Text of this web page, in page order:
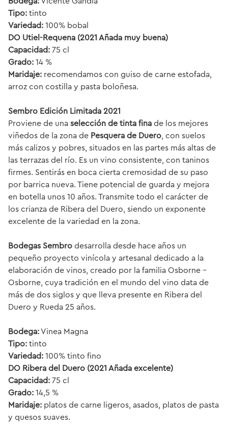
Tipo: tinto
Variedad: 100% bobal
DO Utiel-Requena (2021 Añada muy buena)
Capacidad: 75 cl
Grado: 14 %
Maridaje: recomendamos con guiso de carne estofada,
arroz con costilla y pasta boloñesa.
Sembro Edición Limitada 2021
Proviene de una selección de tinta fina de los mejores
viñedos de la zona de Pesquera de Duero, con suelos
más calizos y pobres, situados en las partes más altas de
las terrazas del río. Es un vino consistente, con taninos
firmes. Sentirás en boca cierta cremosidad de su paso
por barrica nueva. Tiene potencial de guarda y mejora
en botella unos 10 años. Transmite todo el carácter de
los crianza de Ribera del Duero, siendo un exponente
excelente de la variedad en la zona.
Bodegas Sembro desarrolla desde hace años un
pequeño proyecto vinícola y artesanal dedicado a la
elaboración de vinos, creado por la familia Osborne -
Osborne, cuya tradición en el mundo del vino data de
más de dos siglos y que lleva presente en Ribera del
Duero y Rueda 25 años.
Bodega:Vinea Magna
Tipo: tinto
Variedad: 100% tinto fino
DO Ribera del Duero (2021 Añada excelente)
Capacidad: 75 cl
Grado: 14,5 %
Maridaje: platos de carne ligeros, asados, platos de pasta
y quesos suaves.